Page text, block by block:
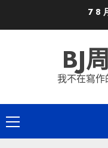
7 8
BJ
我不在寫
Primary
Menu